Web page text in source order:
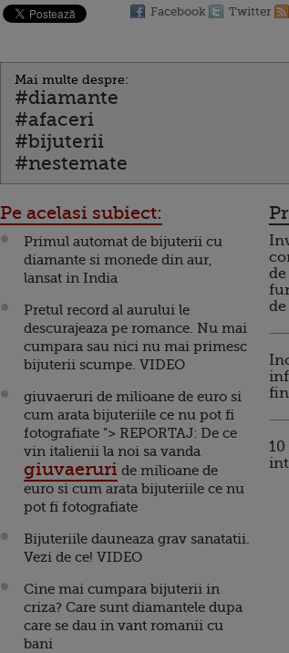
Facebook Twitter
Mai multe despre:
#diamante
#afaceri
#bijuterii
#nestemate
Pe acelasi subiect:
Primul automat de bijuterii cu
diamante si monede din aur,
lansat in India
Pretul record al aurului le
descurajeaza pe romance. Nu mai
cumpara sau nici nu mai primesc
bijuterii scumpe. VIDEO
giuvaeruri de milioane de euro si
cum arata bijuteriile ce nu pot fi
fotografiate "> REPORTAJ: De ce
vin italienii la noi sa vanda
giuvaeruri de milioane de
euro si cum arata bijuteriile ce nu
pot fi fotografiate
Bijuteriile dauneaza grav sanatatii.
Vezi de ce! VIDEO
Cine mai cumpara bijuterii in
criza? Care sunt diamantele dupa
care se dau in vant romanii cu
bani